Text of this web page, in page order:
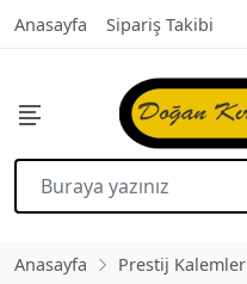
Anasayfa Sipariş Takibi
Anasayfa Prestij Kalemler